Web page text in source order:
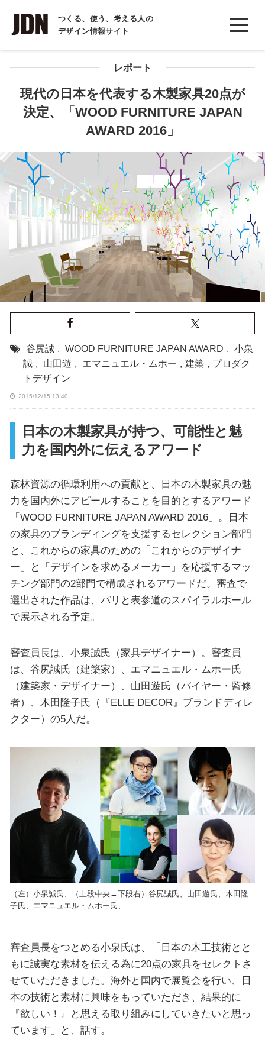
つくる、使う、考える人の
デザイン情報サイト
INTERVIEW
インタビュー
REPORT
COLUMN
レポート
現代の日本を代表する木製家具20点が
決定、「WOOD FURNITURE JAPAN
AWARD 2016」
谷尻誠 , WOOD FURNITURE JAPAN AWARD , 小泉
誠 , 山田遊 , エマニュエル・ムホー , 建築 , プロダク
トデザイン
2015/12/15 13:40
日本の木製家具が持つ、可能性と魅
力を国内外に伝えるアワード
森林資源の循環利用への貢献と、日本の木製家具の魅
力を国内外にアピールすることを目的とするアワード
「WOOD FURNITURE JAPAN AWARD 2016」。日本
の家具のブランディングを支援するセレクション部門
と、これからの家具のための「これからのデザイナ
ー」と「デザインを求めるメーカー」を応援するマッ
チング部門の2部門で構成されるアワードだ。審査で
選出された作品は、パリと表参道のスパイラルホール
で展示される予定。
審査員長は、小泉誠氏（家具デザイナー）。審査員
は、谷尻誠氏（建築家）、エマニュエル・ムホー氏
（建築家・デザイナー）、山田遊氏（バイヤー・監修
者）、木田隆子氏（『ELLE DECOR』ブランドディレ
クター）の5人だ。
（左）小泉誠氏、（上段中央→下段右）谷尻誠氏、山田遊氏、木田隆
子氏、エマニュエル・ムホー氏、
審査員長をつとめる小泉氏は、「日本の木工技術とと
もに誠実な素材を伝える為に20点の家具をセレクトさ
せていただきました。海外と国内で展覧会を行い、日
本の技術と素材に興味をもっていただき、結果的に
『欲しい！』と思える取り組みにしていきたいと思っ
ています」と、話す。